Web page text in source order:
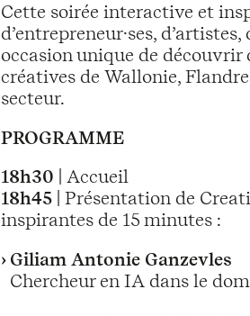
Cette soirée interactive et
d’entrepreneur·ses,
occasion unique de
créatives de Wallonie,
secteur.
PROGRAMME
18h30 | Accueil
18h45| Présentation de
inspirantes de 15 minutes :
Giliam Antonie Ganzevles
Chercheur en IA dans le